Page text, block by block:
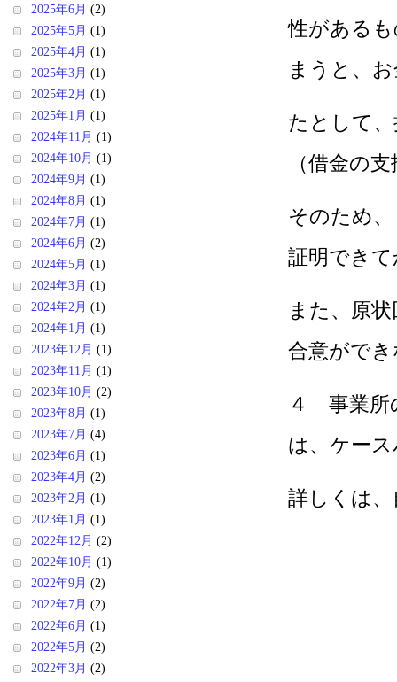
性がある
まうと、
たとして
（借金の
そのため
証明でき
また、原
合意がで
４ 事業所
は、ケー
詳しくは
2025年6月 (2)
2025年5月 (1)
2025年4月 (1)
2025年3月 (1)
2025年2月 (1)
2025年1月 (1)
2024年11月 (1)
2024年10月 (1)
2024年9月 (1)
2024年8月 (1)
2024年7月 (1)
2024年6月 (2)
2024年5月 (1)
2024年3月 (1)
2024年2月 (1)
2024年1月 (1)
2023年12月 (1)
2023年11月 (1)
2023年10月 (2)
2023年8月 (1)
2023年7月 (4)
2023年6月 (1)
2023年4月 (2)
2023年2月 (1)
2023年1月 (1)
2022年12月 (2)
2022年10月 (1)
2022年9月 (2)
2022年7月 (2)
2022年6月 (1)
2022年5月 (2)
2022年3月 (2)